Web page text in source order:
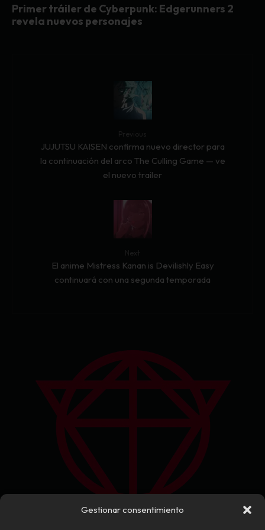
Gestionar consentimiento
Primer tráiler de Cyberpunk: Edgerunners 2
revela nuevos personajes
JUJUTSU KAISEN confirma nuevo director para
la continuación del arco The Culling Game — ve
el nuevo trailer
El anime Mistress Kanan is Devilishly Easy
continuará con una segunda temporada